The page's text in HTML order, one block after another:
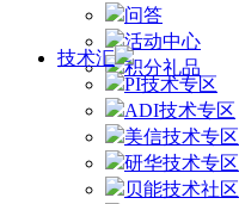
问答
活动中心
积分礼品
技术汇
PI技术专区
ADI技术专区
美信技术专区
研华技术专区
贝能技术社区